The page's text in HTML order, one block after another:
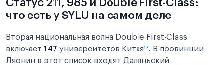
Статус 211, 985 и Double First-Class:
что есть у SYLU на самом деле
Вторая национальная волна Double First-Class
включает 147 университетов Китая¹⁷. В провинции
Ляонин в этот список входят Даляньский